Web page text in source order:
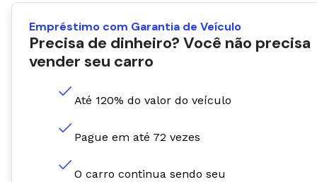
Empréstimo com Garantia de Veículo
Precisa de dinheiro? Você não precisa
vender seu carro
Até 120% do valor do veículo
Pague em até 72 vezes
O carro continua sendo seu